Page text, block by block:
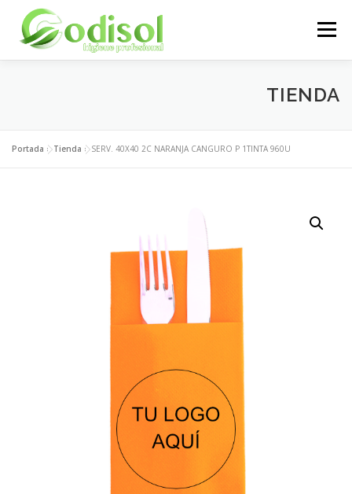
contenido
Menú
ÁREA CLIENTES CONTACTO
TIENDA
Portada »Tienda »SERV. 40X40 2C NARANJA CANGURO P 1TINTA 960U